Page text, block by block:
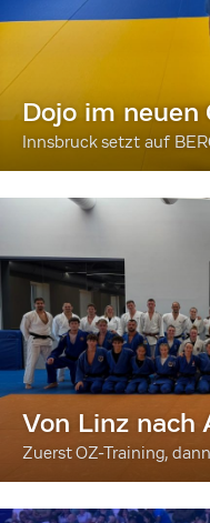
Dojo im neuen
Innsbruck setzt auf
Von Linz nach
Zuerst OZ-Training,